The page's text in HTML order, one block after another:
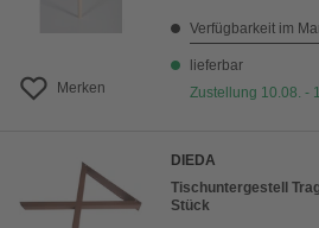
Merken
Verfügbarkeit im
lieferbar
Zustellung 10.08. -
DIEDA
Tischuntergestell
Stück